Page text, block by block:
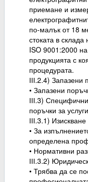
приемане и
по-малък от 18
стоката в
ISO 9001:2000
продукцията с
процедурата.
ІІІ.2.4) Запазени
• Запазени
ІІІ.3)
поръчки за услуги
ІІІ.3.1)
• За
определена
• Нормативни
ІІІ.3.2)
• Трябва да се